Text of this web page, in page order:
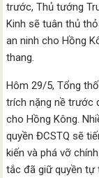
trước, Thủ tướng
Kinh sẽ tuân thủ
an ninh cho Hồng
thang.
Hôm 29/5, Tổng
trích nặng nề trước
cho Hồng Kông.
quyền ĐCSTQ sẽ
kiến và phá vỡ
tắc đã giữ quyền tự